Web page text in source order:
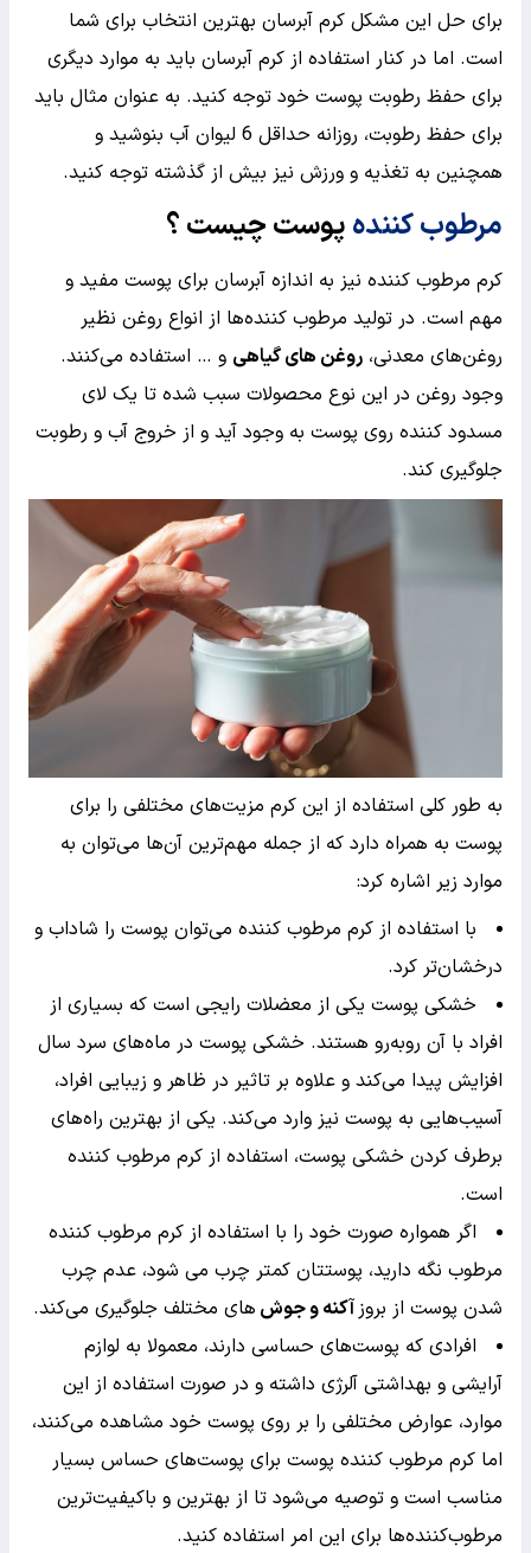
برای حل این مشکل کرم آبرسان بهترین انتخاب برای شما
است. اما در کنار استفاده از کرم آبرسان باید به موارد دیگری
برای حفظ رطوبت پوست خود توجه کنید. به عنوان مثال باید
برای حفظ رطوبت، روزانه حداقل 6 لیوان آب بنوشید و
همچنین به تغذیه و ورزش نیز بیش از گذشته توجه کنید.
مرطوب کنندهپوست چیست ؟
کرم مرطوب کننده نیز به اندازه آبرسان برای پوست مفید و
مهم است. در تولید مرطوب کننده‌ها از انواع روغن نظیر
روغن‌های معدنی، روغن های گیاهی و … استفاده می‌کنند.
وجود روغن در این نوع محصولات سبب شده تا یک لای
مسدود کننده روی پوست به وجود آید و از خروج آب و رطوبت
جلوگیری کند.
به طور کلی استفاده از این کرم مزیت‌های مختلفی را برای
پوست به همراه دارد که از جمله مهم‌ترین آن‌ها می‌توان به
موارد زیر اشاره کرد:
با استفاده از کرم مرطوب کننده می‌توان پوست را شاداب و
درخشان‌‌تر کرد.
خشکی پوست یکی از معضلات رایجی است که بسیاری از
افراد با آن روبه‌‌رو هستند. خشکی پوست در ماه‌های سرد سال
افزایش پیدا می‌کند و علاوه بر تاثیر در ظاهر و زیبایی افراد،
آسیب‌هایی به پوست نیز وارد می‌کند. یکی از بهترین راه‌های
برطرف کردن خشکی پوست، استفاده از کرم مرطوب کننده
است.
اگر همواره صورت خود را با استفاده از کرم مرطوب کننده
مرطوب نگه دارید، پوستتان کمتر چرب می شود، عدم چرب
شدن پوست از بروزآکنه و جوش‌ های مختلف جلوگیری می‌کند.
افرادی که پوست‌های حساسی دارند، معمولا به لوازم
آرایشی و بهداشتی آلرژی داشته و در صورت استفاده از این
موارد، عوارض مختلفی را بر روی پوست خود مشاهده می‌کنند،
اما کرم مرطوب کننده پوست برای پوست‌های حساس بسیار
مناسب است و توصیه می‌شود تا از بهترین و باکیفیت‌ترین
مرطوب‌کننده‌ها برای این امر استفاده کنید.